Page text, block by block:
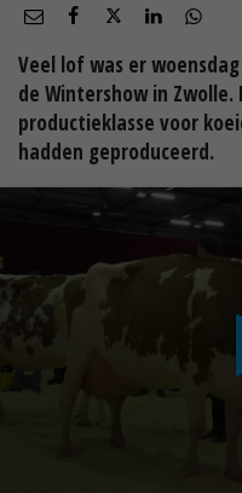
Veel lof was er
de Wintershow in Zwolle.
productieklasse voor
hadden geproduceerd.